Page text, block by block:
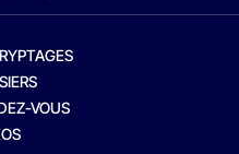
VOUS